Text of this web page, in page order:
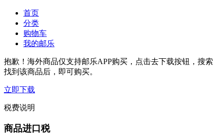
首页
分类
购物车
我的邮乐
抱歉！海外商品仅支持邮乐APP购买，点击去下载按钮，搜索
找到该商品后，即可购买。
立即下载
税费说明
商品进口税